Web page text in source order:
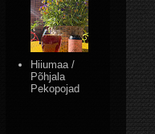
Hiiumaa /
Põhjala
Pekopojad